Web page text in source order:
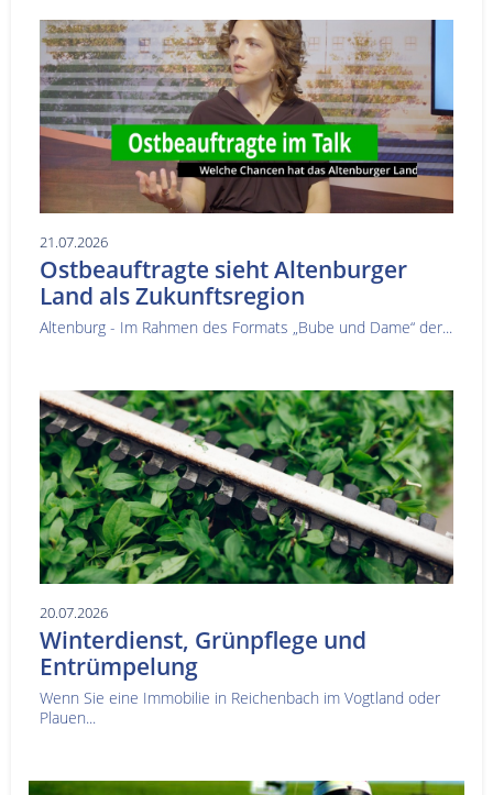
21.07.2026
Ostbeauftragte sieht Altenburger
Land als Zukunftsregion
Altenburg - Im Rahmen des Formats „Bube und Dame“ der...
20.07.2026
Winterdienst, Grünpflege und
Entrümpelung
Wenn Sie eine Immobilie in Reichenbach im Vogtland oder
Plauen...